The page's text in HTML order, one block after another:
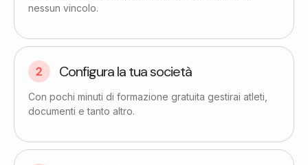
nessun vincolo.
Configura la tua società
Con pochi minuti di formazione gratuita gestirai atleti,
documenti e tanto altro.